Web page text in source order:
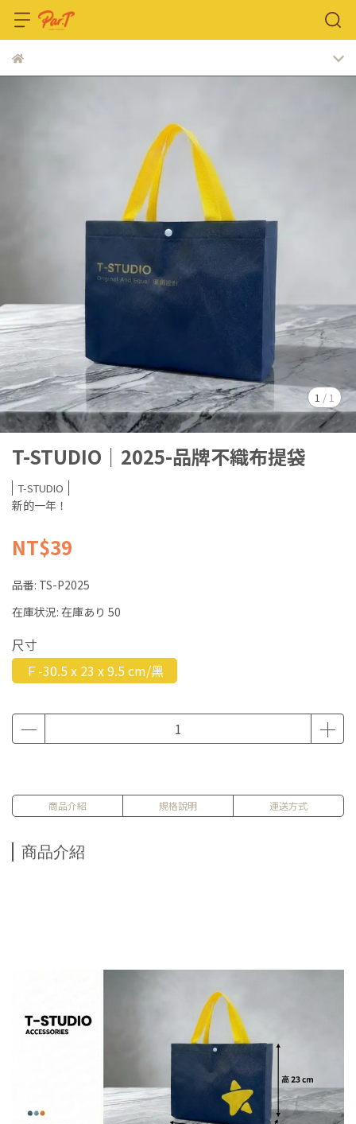
1 / 1
T-STUDIO｜2025-品牌不織布提袋
T-STUDIO
新的一年！
NT$39
品番: TS-P2025
在庫状況: 在庫あり 50
尺寸
Ｆ-30.5 x 23 x 9.5 cm/黑
商品介紹 規格說明 運送方式
商品介紹